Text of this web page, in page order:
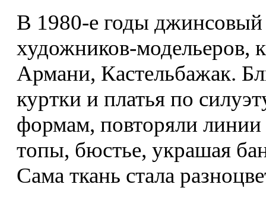
В 1980-е годы джинсовый
художников-
Армани, Кастельбажак.
куртки и платья по
формам, повторяли
топы, бюстье, украшая
Сама ткань стала